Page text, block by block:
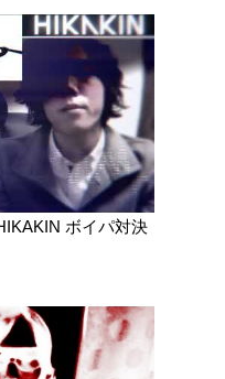
ボイパ対決